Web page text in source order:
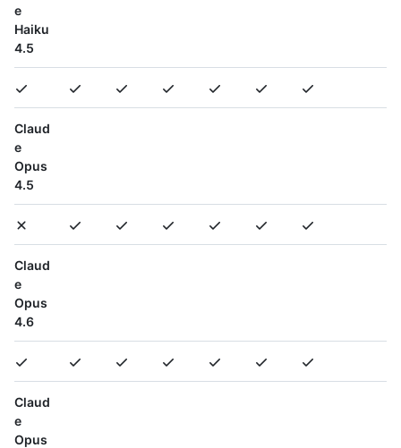
e
Haiku
4.5
Claud
e
Opus
4.5
Claud
e
Opus
4.6
Claud
e
Opus